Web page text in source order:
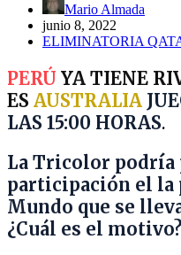
Mario Almada
junio 8, 2022
ELIMINATORIA
PERÚ YA TIENE
ES AUSTRALIA
LAS 15:00 HORAS.
La Tricolor podría
participación el la
Mundo que se
¿Cuál es el motivo?